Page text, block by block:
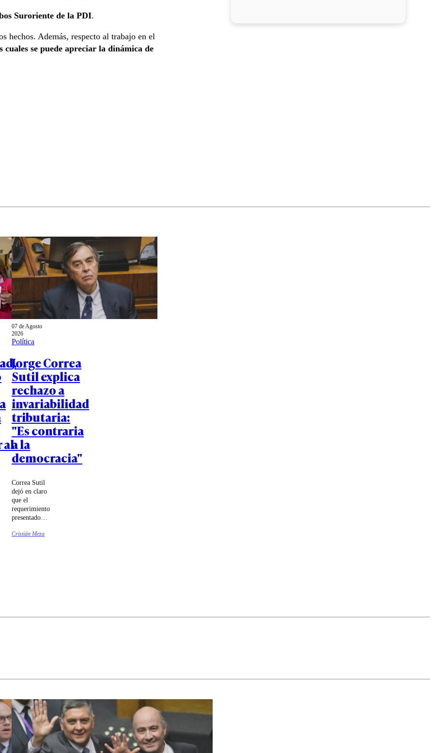
Suroriente de la PDI.
hechos. Además, respecto al trabajo en el
cuales se puede apreciar la dinámica de
al
07 de Agosto
2026
Política
Jorge Correa
Sutil explica
rechazo a
invariabilidad
tributaria:
"Es contraria
a la
democracia"
Correa Sutil
dejó en claro
que el
requerimiento
presentado
Tribunal
Cristián Meza